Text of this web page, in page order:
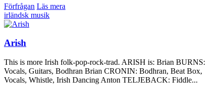
Förfrågan Läs mera
irländsk musik
Arish
This is more Irish folk-pop-rock-trad. ARISH is: Brian BURNS:
Vocals, Guitars, Bodhran Brian CRONIN: Bodhran, Beat Box,
Vocals, Whistle, Irish Dancing Anton TELJEBACK: Fiddle...